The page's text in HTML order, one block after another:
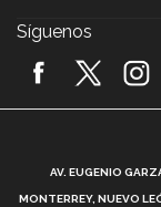
Síguenos
AV. EUGENIO
MONTERREY, NUEVO